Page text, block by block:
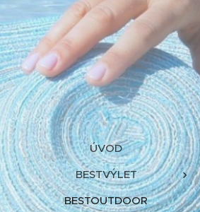
ÚVOD
BESTVÝLET
BESTOUTDOOR